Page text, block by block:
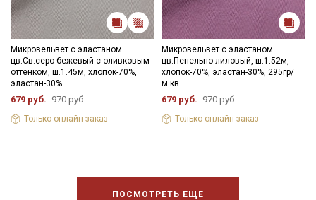
Микровельвет с эластаном
цв.Св.серо-бежевый с оливковым
оттенком, ш.1.45м, хлопок-70%,
эластан-30%
679 руб. 970 руб.
Только онлайн-заказ
Микровельвет с эластаном
цв.Пепельно-лиловый, ш.1.52м,
хлопок-70%, эластан-30%, 295гр/
м.кв
679 руб. 970 руб.
Только онлайн-заказ
ПОСМОТРЕТЬ ЕЩЕ